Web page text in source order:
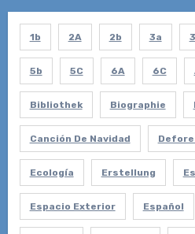
1b 2A 2b 3a
5b 5C 6A 6C
Bibliothek Biographie
Canción De Navidad
Ecología Erstellung
Espacio Exterior Español